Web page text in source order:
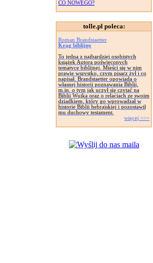
CO NOWEGO?
tolle.pl poleca:
Roman Brandstaetter
Krąg biblijny
To jedna z najbardziej osobistych
książek Autora poświęconych
tematyce biblijnej. Mieści się w nim
prawie wszystko, czym pisarz żył i co
napisał. Brandstaetter opowiada o
własnej historii poznawania Biblii,
m.in. o tym jak uczył się czytać na
Biblii Wujka oraz o relacjach ze swoim
dziadkiem, który go wprowadzał w
historie Biblii hebrajskiej i pozostawił
mu duchowy testament.
więcej >>>